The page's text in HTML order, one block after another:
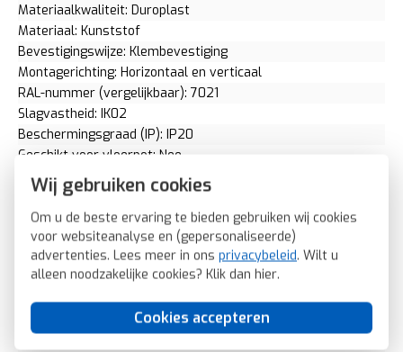
Wij gebruiken cookies
Om u de beste ervaring te bieden gebruiken wij cookies
voor websiteanalyse en (gepersonaliseerde)
advertenties. Lees meer in ons privacybeleid. Wilt u
alleen noodzakelijke cookies? Klik dan hier.
Cookies accepteren
Materiaalkwaliteit: Duroplast
Materiaal: Kunststof
Bevestigingswijze: Klembevestiging
Montagerichting: Horizontaal en verticaal
RAL-nummer (vergelijkbaar): 7021
Slagvastheid: IK02
Beschermingsgraad (IP): IP20
Geschikt voor vloerpot: Nee
Transparant: Nee
Uitvoering oppervlakte: Mat
Geschikt voor wandgoot: Ja
Geschikt voor inbouwinstallatie (stucwerk): Ja
Bondige uitvoering: Nee
Geschikt voor inbouwinstallatie (geen stucwerk): Ja
Inbouwmontage (stucwerk): Ja
Aantal eenheden horizontaal: 4